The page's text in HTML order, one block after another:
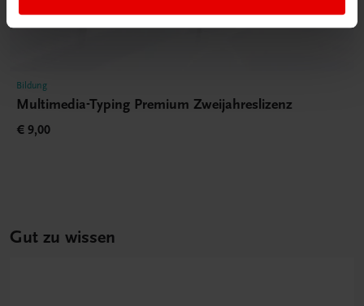
Bildung
Multimedia-Typing Premium Zweijahreslizenz
€ 9,00
Gut zu wissen